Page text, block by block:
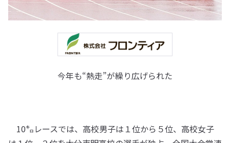
今年も“熱走”が繰り広げられた
10㌔レースでは、高校男子は１位から５位、高校女子